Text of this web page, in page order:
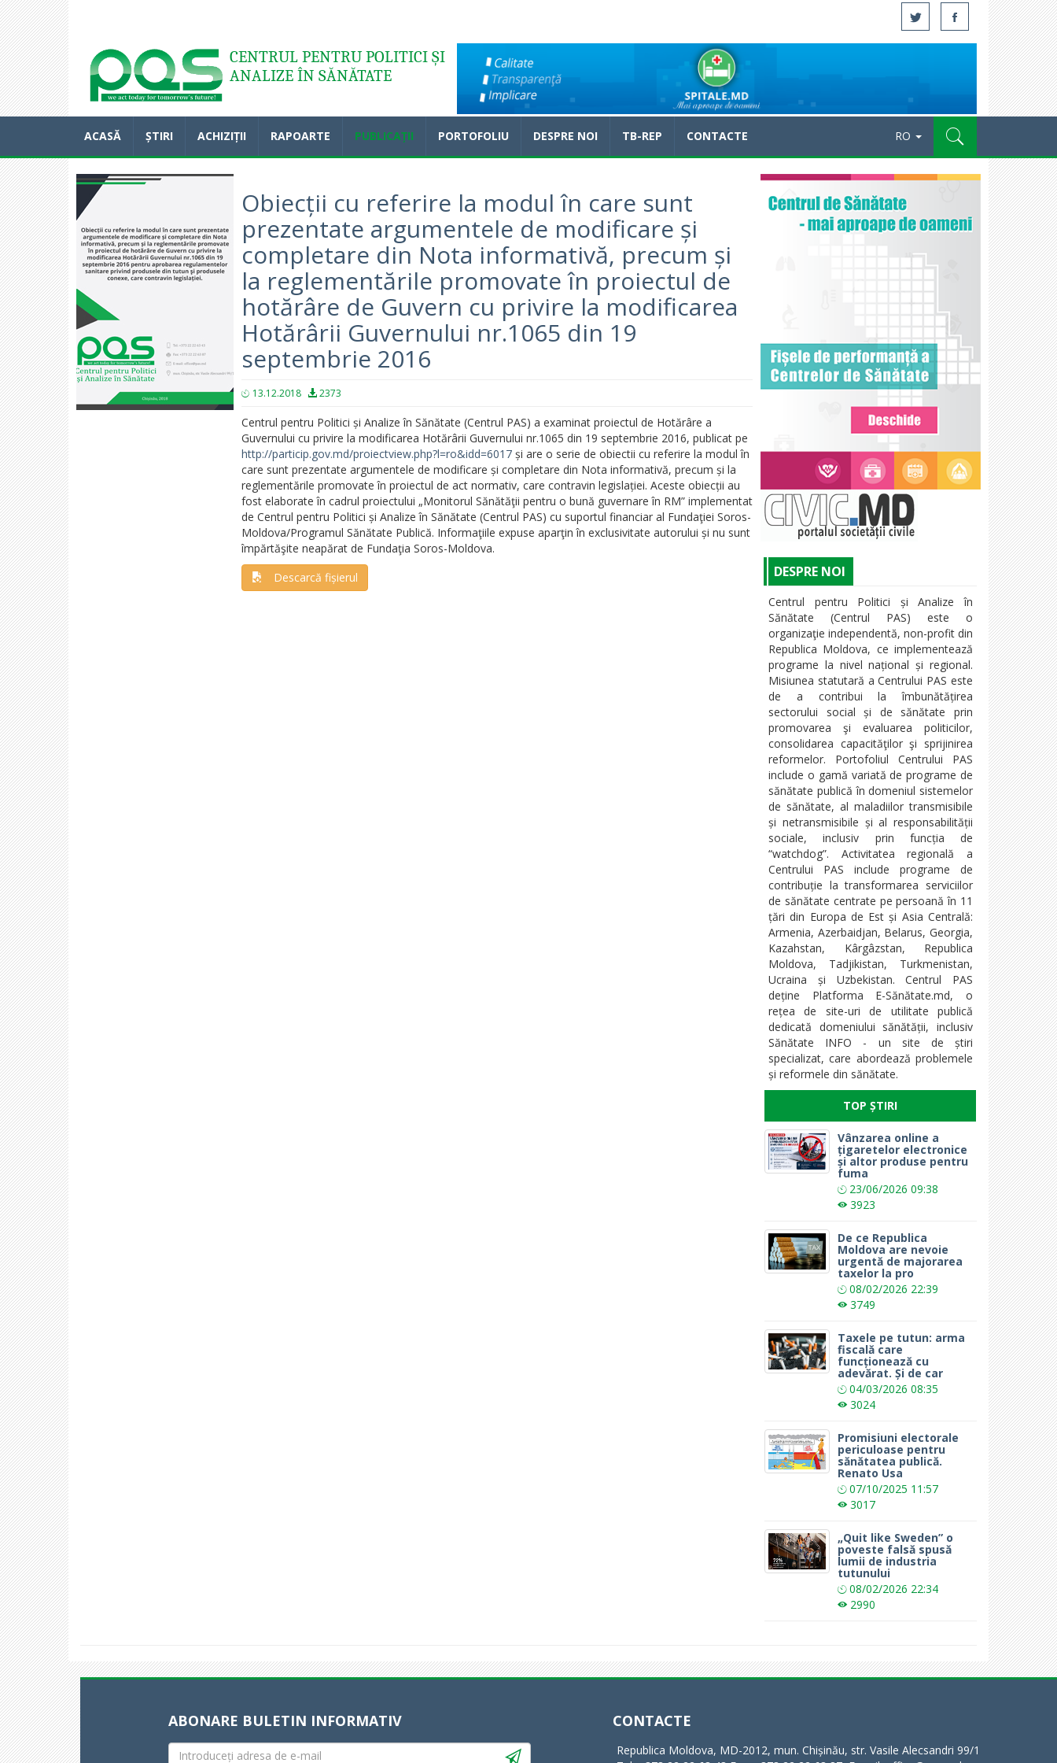
Acasă
CENTRUL PENTRU POLITICI ȘI
ANALIZE ÎN SĂNĂTATE
ACASĂ ȘTIRI ACHIZIȚII RAPOARTE PUBLICAȚII PORTOFOLIU DESPRE NOI TB-REP CONTACTE RO
Obiecții cu referire la modul în care sunt
prezentate argumentele de modificare și
completare din Nota informativă, precum și
la reglementările promovate în proiectul de
hotărâre de Guvern cu privire la modificarea
Hotărârii Guvernului nr.1065 din 19
septembrie 2016
13.12.2018 2373
Centrul pentru Politici și Analize în Sănătate (Centrul PAS) a examinat proiectul de Hotărâre a
Guvernului cu privire la modificarea Hotărârii Guvernului nr.1065 din 19 septembrie 2016, publicat pe
http://particip.gov.md/proiectview.php?l=ro&idd=6017 și are o serie de obiectii cu referire la modul în
care sunt prezentate argumentele de modificare și completare din Nota informativă, precum și la
reglementările promovate în proiectul de act normativ, care contravin legislației. Aceste obiecții au
fost elaborate în cadrul proiectului „Monitorul Sănătăţii pentru o bună guvernare în RM” implementat
de Centrul pentru Politici și Analize în Sănătate (Centrul PAS) cu suportul financiar al Fundaţiei Soros-
Moldova/Programul Sănătate Publică. Informaţiile expuse aparţin în exclusivitate autorului și nu sunt
împărtăşite neapărat de Fundaţia Soros-Moldova.
Descarcă fișierul
DESPRE NOI
Centrul pentru Politici și Analize în
Sănătate (Centrul PAS) este o
organizaţie independentă, non-profit din
Republica Moldova, ce implementează
programe la nivel național și regional.
Misiunea statutară a Centrului PAS este
de a contribui la îmbunătățirea
sectorului social și de sănătate prin
promovarea şi evaluarea politicilor,
consolidarea capacităţilor şi sprijinirea
reformelor. Portofoliul Centrului PAS
include o gamă variată de programe de
sănătate publică în domeniul sistemelor
de sănătate, al maladiilor transmisibile
și netransmisibile și al responsabilității
sociale, inclusiv prin funcția de
“watchdog”. Activitatea regională a
Centrului PAS include programe de
contribuție la transformarea serviciilor
de sănătate centrate pe persoană în 11
țări din Europa de Est și Asia Centrală:
Armenia, Azerbaidjan, Belarus, Georgia,
Kazahstan, Kârgâzstan, Republica
Moldova, Tadjikistan, Turkmenistan,
Ucraina și Uzbekistan. Centrul PAS
deține Platforma E-Sănătate.md, o
rețea de site-uri de utilitate publică
dedicată domeniului sănătății, inclusiv
Sănătate INFO - un site de știri
specializat, care abordează problemele
și reformele din sănătate.
TOP ȘTIRI
Vânzarea online a
țigaretelor electronice
și altor produse pentru
fuma
23/06/2026 09:38
3923
De ce Republica
Moldova are nevoie
urgentă de majorarea
taxelor la pro
08/02/2026 22:39
3749
Taxele pe tutun: arma
fiscală care
funcționează cu
adevărat. Și de car
04/03/2026 08:35
3024
Promisiuni electorale
periculoase pentru
sănătatea publică.
Renato Usa
07/10/2025 11:57
3017
„Quit like Sweden” o
poveste falsă spusă
lumii de industria
tutunului
08/02/2026 22:34
2990
ABONARE BULETIN INFORMATIV CONTACTE
Republica Moldova, MD-2012, mun. Chișinău, str. Vasile Alecsandri 99/1